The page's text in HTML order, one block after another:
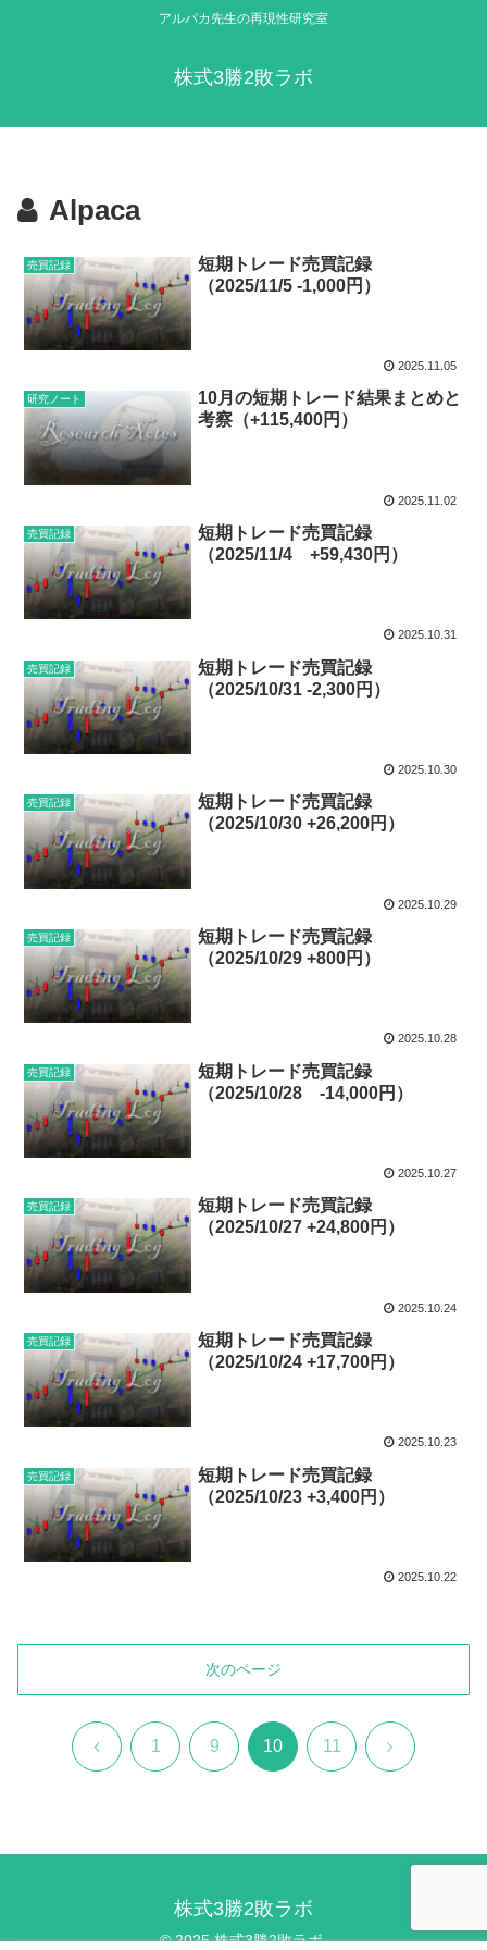
アルパカ先生の再現性研究室
株式3勝2敗ラボ
Alpaca
売買記録
短期トレード売買記録
（2025/11/5 -1,000円）
2025.11.05
研究ノート
10月の短期トレード結果まとめと
考察（+115,400円）
2025.11.02
売買記録
短期トレード売買記録
（2025/11/4 +59,430円）
2025.10.31
売買記録
短期トレード売買記録
（2025/10/31 -2,300円）
2025.10.30
売買記録
短期トレード売買記録
（2025/10/30 +26,200円）
2025.10.29
売買記録
短期トレード売買記録
（2025/10/29 +800円）
2025.10.28
売買記録
短期トレード売買記録
（2025/10/28 -14,000円）
2025.10.27
売買記録
短期トレード売買記録
（2025/10/27 +24,800円）
2025.10.24
売買記録
短期トレード売買記録
（2025/10/24 +17,700円）
2025.10.23
売買記録
短期トレード売買記録
（2025/10/23 +3,400円）
2025.10.22
次のページ
前 1 9 10 11 次
株式3勝2敗ラボ
© 2025 株式3勝2敗ラボ.